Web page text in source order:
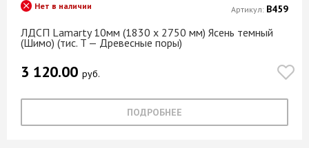
ЛДСП Lamarty 10мм (1830 х 2750 мм) Ясень темный
(Шимо) (тис. T — Древесные поры)
Нет в наличии
3 120.00 руб.
ПОДРОБНЕЕ
Артикул: В459